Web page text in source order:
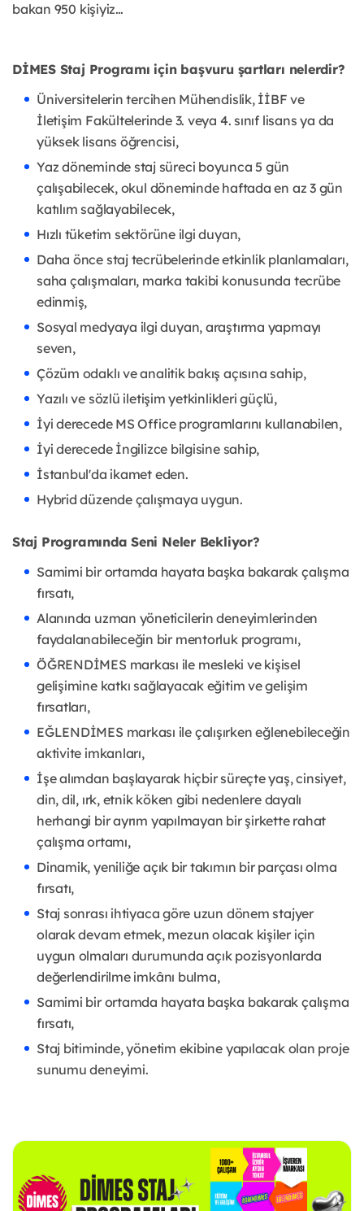
bakan 950 kişiyiz…
DİMES Staj Programı için başvuru şartları nelerdir?
Üniversitelerin tercihen Mühendislik, İİBF ve
İletişim Fakültelerinde 3. veya 4. sınıf lisans ya da
yüksek lisans öğrencisi,
Yaz döneminde staj süreci boyunca 5 gün
çalışabilecek, okul döneminde haftada en az 3 gün
katılım sağlayabilecek,
Hızlı tüketim sektörüne ilgi duyan,
Daha önce staj tecrübelerinde etkinlik planlamaları,
saha çalışmaları, marka takibi konusunda tecrübe
edinmiş,
Sosyal medyaya ilgi duyan, araştırma yapmayı
seven,
Çözüm odaklı ve analitik bakış açısına sahip,
Yazılı ve sözlü iletişim yetkinlikleri güçlü,
İyi derecede MS Office programlarını kullanabilen,
İyi derecede İngilizce bilgisine sahip,
İstanbul'da ikamet eden.
Hybrid düzende çalışmaya uygun.
Staj Programında Seni Neler Bekliyor?
Samimi bir ortamda hayata başka bakarak çalışma
fırsatı,
Alanında uzman yöneticilerin deneyimlerinden
faydalanabileceğin bir mentorluk programı,
ÖĞRENDİMES markası ile mesleki ve kişisel
gelişimine katkı sağlayacak eğitim ve gelişim
fırsatları,
EĞLENDİMES markası ile çalışırken eğlenebileceğin
aktivite imkanları,
İşe alımdan başlayarak hiçbir süreçte yaş, cinsiyet,
din, dil, ırk, etnik köken gibi nedenlere dayalı
herhangi bir ayrım yapılmayan bir şirkette rahat
çalışma ortamı,
Dinamik, yeniliğe açık bir takımın bir parçası olma
fırsatı,
Staj sonrası ihtiyaca göre uzun dönem stajyer
olarak devam etmek, mezun olacak kişiler için
uygun olmaları durumunda açık pozisyonlarda
değerlendirilme imkânı bulma,
Samimi bir ortamda hayata başka bakarak çalışma
fırsatı,
Staj bitiminde, yönetim ekibine yapılacak olan proje
sunumu deneyimi.